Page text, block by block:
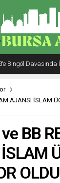
AJANSI İSLAM
BB
OLDU